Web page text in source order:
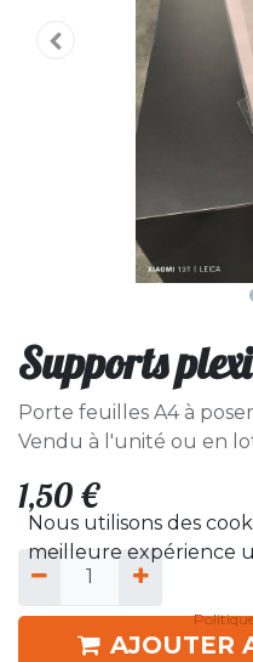
Supports
Porte feuilles A4 à
Vendu à l'unité ou en
1,50 €
AJOUTER
Nous utilisons des
meilleure expérience